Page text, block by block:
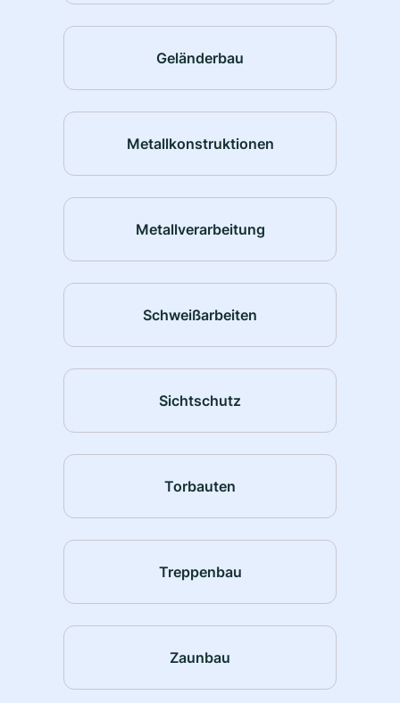
Geländerbau
Metallkonstruktionen
Metallverarbeitung
Schweißarbeiten
Sichtschutz
Torbauten
Treppenbau
Zaunbau